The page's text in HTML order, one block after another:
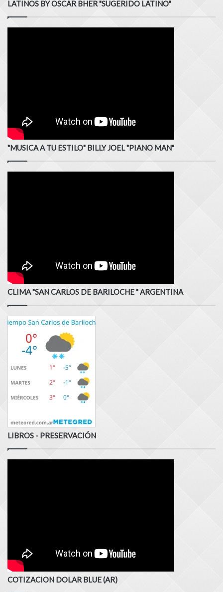
LATINOS BY OSCAR BHER "SUGERIDO LATINO"
"MUSICA A TU ESTILO" BILLY JOEL "PIANO MAN"
CLIMA "SAN CARLOS DE BARILOCHE " ARGENTINA
LIBROS - PRESERVACIÓN
COTIZACION DOLAR BLUE (AR)